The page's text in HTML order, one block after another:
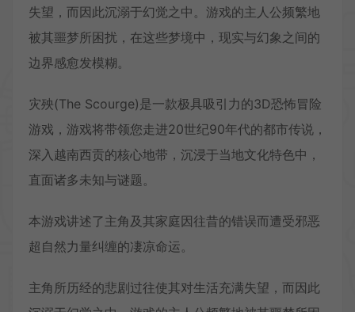
失望，而因此沉溺于幻觉之中。游戏的主人公频繁地
被其噩梦所困扰，在这些梦境中，现实与幻象之间的
边界感愈发模糊。
灾殃(The Scourge)是一款极具吸引力的3D恐怖冒险
游戏，游戏将带领您走进20世纪90年代的都市传说，
深入越南西贡的核心地带，沉浸于当地文化特色中，
直面诸多未知与谜题。
本游戏讲述了主角及其家庭因往昔的错误而遭受邪恶
超自然力量纠缠的凄凉命运。
主角所历经的悲剧过往使其对生活充满失望，而因此